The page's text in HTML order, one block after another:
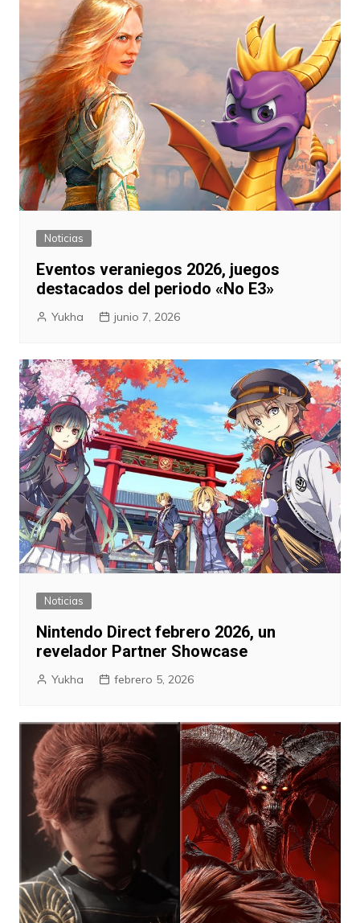
Noticias
Eventos veraniegos 2026, juegos
destacados del periodo «No E3»
Yukha junio 7, 2026
Noticias
Nintendo Direct febrero 2026, un
revelador Partner Showcase
Yukha febrero 5, 2026